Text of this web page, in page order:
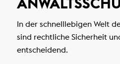
In der schnelllebigen Welt
sind rechtliche Sicherheit
entscheidend.